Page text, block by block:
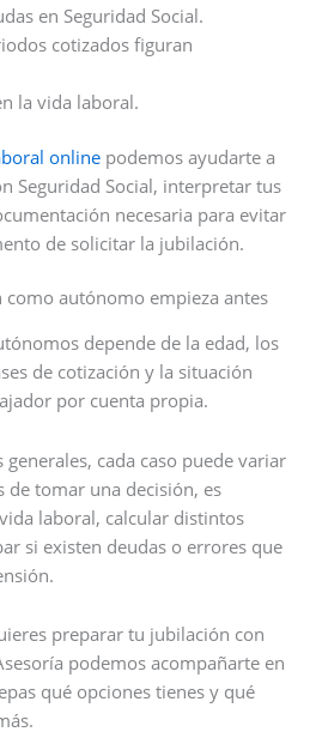
en Seguridad Social.
cotizados figuran
la vida laboral.
online podemos ayudarte a
Seguridad Social, interpretar tus
necesaria para evitar
de solicitar la jubilación.
autónomo empieza antes
depende de la edad, los
de cotización y la situación
por cuenta propia.
cada caso puede variar
de tomar una decisión, es
laboral, calcular distintos
si existen deudas o errores que
preparar tu jubilación con
podemos acompañarte en
qué opciones tienes y qué